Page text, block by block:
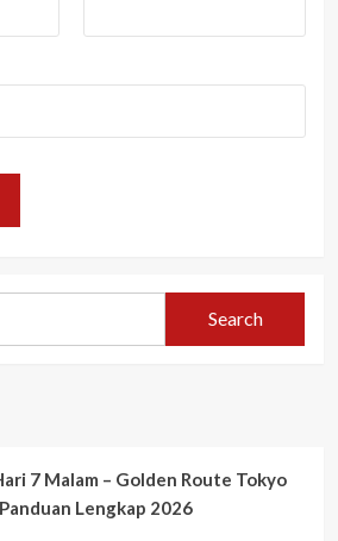
7 Malam – Golden Route Tokyo
Lengkap 2026